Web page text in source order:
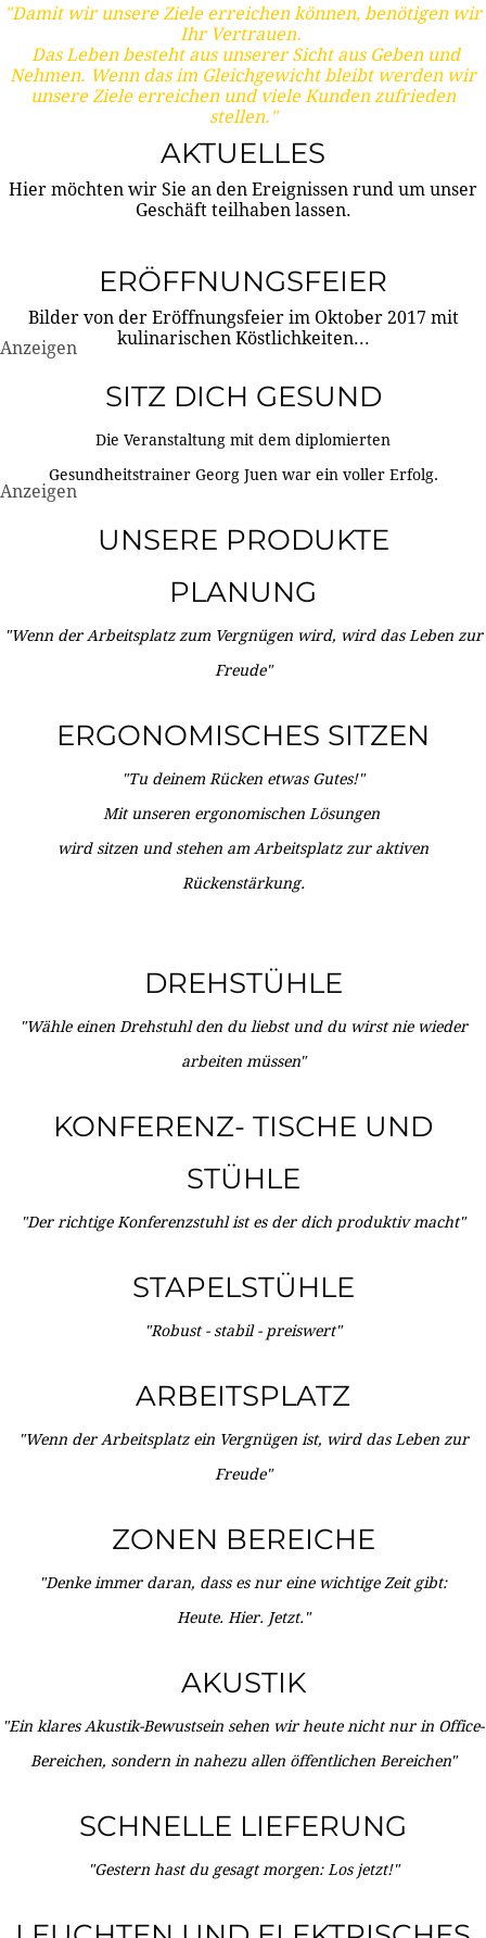
"Damit wir unsere Ziele erreichen können, benötigen wir
Ihr Vertrauen.
Das Leben besteht aus unserer Sicht aus Geben und
Nehmen. Wenn das im Gleichgewicht bleibt werden wir
unsere Ziele erreichen und viele Kunden zufrieden
stellen."
AKTUELLES
Hier möchten wir Sie an den Ereignissen rund um unser
Geschäft teilhaben lassen.
ERÖFFNUNGSFEIER
Bilder von der Eröffnungsfeier im Oktober 2017 mit
kulinarischen Köstlichkeiten...
Anzeigen
SITZ DICH GESUND
Die Veranstaltung mit dem diplomierten
Gesundheitstrainer Georg Juen war ein voller Erfolg.
Anzeigen
UNSERE PRODUKTE
PLANUNG
"Wenn der Arbeitsplatz zum Vergnügen wird, wird das Leben zur
Freude"
ERGONOMISCHES SITZEN
"Tu deinem Rücken etwas Gutes!"
Mit unseren ergonomischen Lösungen
wird sitzen und stehen am Arbeitsplatz zur aktiven
Rückenstärkung.
DREHSTÜHLE
"Wähle einen Drehstuhl den du liebst und du wirst nie wieder
arbeiten müssen"
KONFERENZ- TISCHE UND
STÜHLE
"Der richtige Konferenzstuhl ist es der dich produktiv macht"
STAPELSTÜHLE
"Robust - stabil - preiswert"
ARBEITSPLATZ
"Wenn der Arbeitsplatz ein Vergnügen ist, wird das Leben zur
Freude"
ZONEN BEREICHE
"Denke immer daran, dass es nur eine wichtige Zeit gibt:
Heute. Hier. Jetzt."
AKUSTIK
"Ein klares Akustik-Bewustsein sehen wir heute nicht nur in Office-
Bereichen, sondern in nahezu allen öffentlichen Bereichen"
SCHNELLE LIEFERUNG
"Gestern hast du gesagt morgen: Los jetzt!"